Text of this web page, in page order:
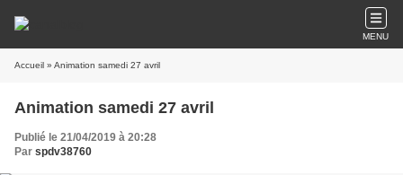
MENU
Accueil » Animation samedi 27 avril
Animation samedi 27 avril
Publié le 21/04/2019 à 20:28
Par spdv38760